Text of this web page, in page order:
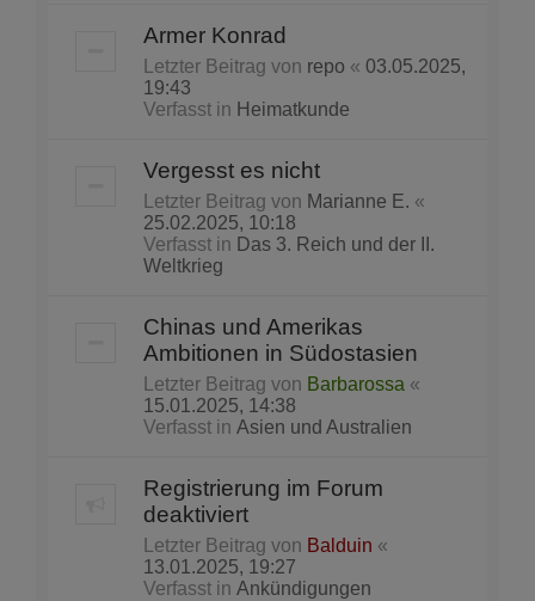
Armer Konrad
Letzter Beitrag von repo « 03.05.2025,
19:43
Verfasst in Heimatkunde
Vergesst es nicht
Letzter Beitrag von Marianne E. «
25.02.2025, 10:18
Verfasst in Das 3. Reich und der II.
Weltkrieg
Chinas und Amerikas
Ambitionen in Südostasien
Letzter Beitrag von Barbarossa «
15.01.2025, 14:38
Verfasst in Asien und Australien
Registrierung im Forum
deaktiviert
Letzter Beitrag von Balduin «
13.01.2025, 19:27
Verfasst in Ankündigungen